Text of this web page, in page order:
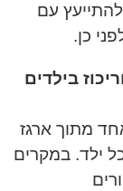
להתייעץ עם
כן.
בילדים
מתוך ארגז
ילד. במקרים